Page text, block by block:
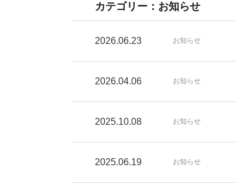
カテゴリー：お知らせ
2026.06.23 お知らせ
2026.04.06 お知らせ
2025.10.08 お知らせ
2025.06.19 お知らせ